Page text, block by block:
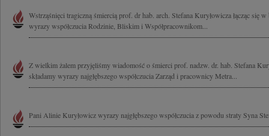
Wstrząśnięci tragiczną śmiercią prof. dr hab. arch. Stefana Kuryłowicza łącząc się
wyrazy współczucia Rodzinie, Bliskim i Współpracownikom...
Z wielkim żalem przyjęliśmy wiadomość o śmierci prof. nadzw. dr. hab. Stefana
składamy wyrazy najgłębszego współczucia Zarząd i pracownicy Metra...
Pani Alinie Kuryłowicz wyrazy najgłębszego współczucia z powodu straty Syna